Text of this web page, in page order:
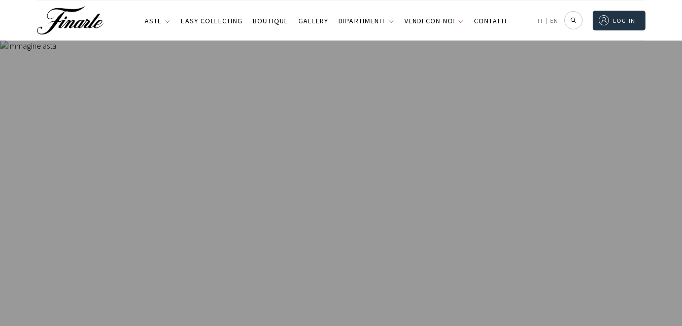
ASTE EASY COLLECTING BOUTIQUE GALLERY DIPARTIMENTI VENDI CON NOI CONTATTI IT | EN LOG IN